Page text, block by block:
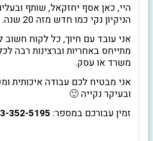
היי, כאן אסף יחזקאל, שותף
הניקיון נקי כמו חדש מזה 20 שנה.
אני עובד עם חיוך, כל לקוח חשוב
מתייחס באחריות וברצינות רבה
משרד או עסק.
אני מבטיח לכם עבודה איכותית
ובעיקר נקייה 🙂
זמין עבורכם במספר: 352-5195